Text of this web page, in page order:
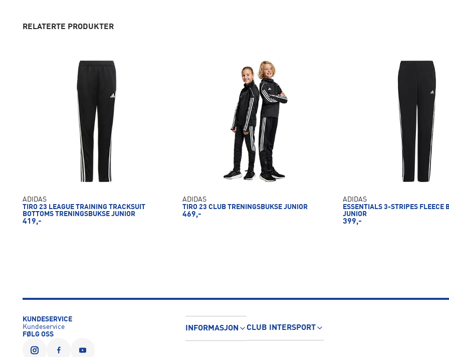
RELATERTE PRODUKTER
ADIDAS
TIRO 23 LEAGUE TRAINING TRACKSUIT
BOTTOMS TRENINGSBUKSE JUNIOR
419,-
ADIDAS
TIRO 23 CLUB TRENINGSBUKSE JUNIOR
469,-
ADIDAS
ESSENTIALS 3-STRIPES FLEECE
JUNIOR
399,-
KUNDESERVICE
Kundeservice
FØLG OSS
INFORMASJON CLUB INTERSPORT